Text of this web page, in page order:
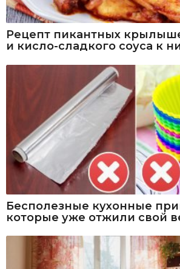
Рецепт пикантных
и кисло-сладкого соуса к
Бесполезные кухонные
которые уже отжили свой